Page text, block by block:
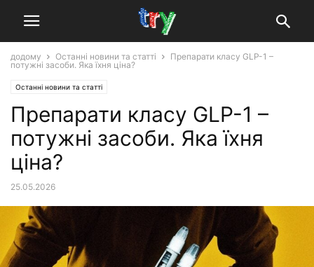
додому Останні новини та статті
Препарати класу GLP-1 –
потужні засоби. Яка їхня ціна?
Останні новини та статті
Препарати класу GLP-1 –
потужні засоби. Яка їхня
ціна?
25.05.2026